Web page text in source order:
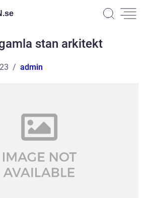
se
stan arkitekt
admin